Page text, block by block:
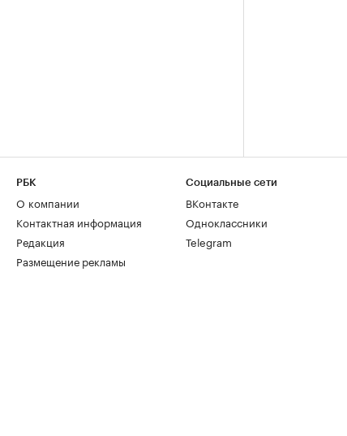
РБК
О компании
Контактная информация
Редакция
Размещение рекламы
Социальные сети
ВКонтакте
Одноклассники
Telegram